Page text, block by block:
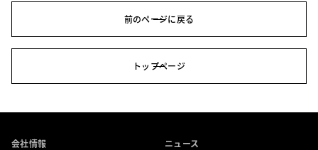
前のページに戻る
トップページ
会社情報 ニュース